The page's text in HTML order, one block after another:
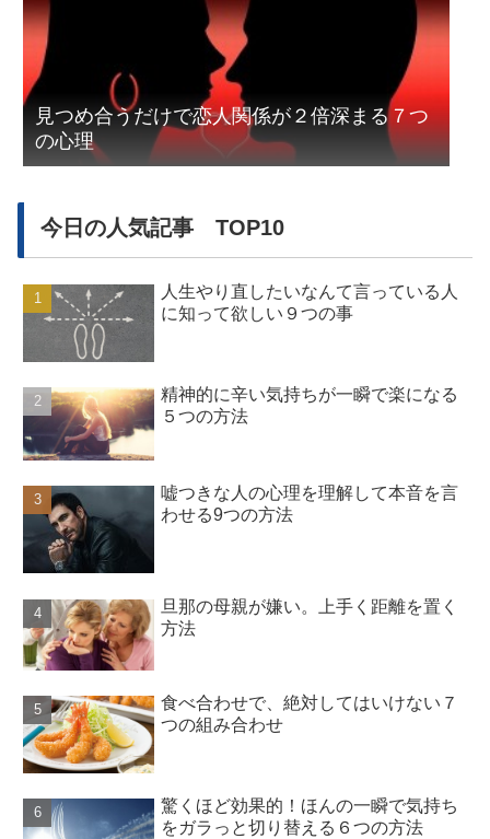
見つめ合うだけで恋人関係が２倍深まる７つ
の心理
今日の人気記事 TOP10
人生やり直したいなんて言っている人
に知って欲しい９つの事
精神的に辛い気持ちが一瞬で楽になる
５つの方法
嘘つきな人の心理を理解して本音を言
わせる9つの方法
旦那の母親が嫌い。上手く距離を置く
方法
食べ合わせで、絶対してはいけない７
つの組み合わせ
驚くほど効果的！ほんの一瞬で気持ち
をガラっと切り替える６つの方法